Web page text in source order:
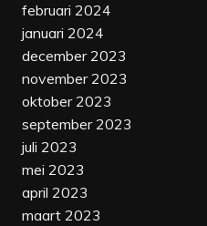
februari 2024
januari 2024
december 2023
november 2023
oktober 2023
september 2023
juli 2023
mei 2023
april 2023
maart 2023